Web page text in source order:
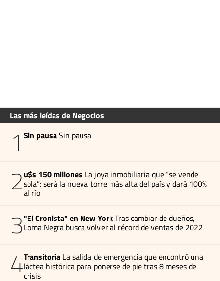
Las más leídas de Negocios
1 Sin pausaSin pausa
2u$s 150 millones La joya inmobiliaria que “se vende
sola”: será la nueva torre más alta del país y dará 100%
al río
3"El Cronista" en New YorkTras cambiar de dueños,
Loma Negra busca volver al récord de ventas de 2022
4Transitoria La salida de emergencia que encontró una
láctea histórica para ponerse de pie tras 8 meses de
crisis